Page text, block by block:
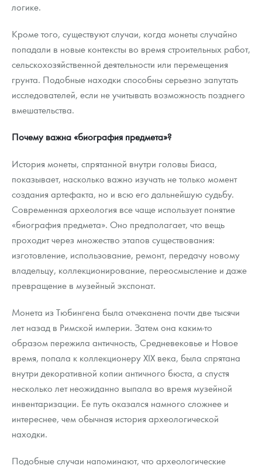
логике.
Кроме того, существуют случаи, когда монеты случайно
попадали в новые контексты во время строительных работ,
сельскохозяйственной деятельности или перемещения
грунта. Подобные находки способны серьезно запутать
исследователей, если не учитывать возможность позднего
вмешательства.
Почему важна «биография предмета»?
История монеты, спрятанной внутри головы Биаса,
показывает, насколько важно изучать не только момент
создания артефакта, но и всю его дальнейшую судьбу.
Современная археология все чаще использует понятие
«биография предмета». Оно предполагает, что вещь
проходит через множество этапов существования:
изготовление, использование, ремонт, передачу новому
владельцу, коллекционирование, переосмысление и даже
превращение в музейный экспонат.
Монета из Тюбингена была отчеканена почти две тысячи
лет назад в Римской империи. Затем она каким-то
образом пережила античность, Средневековье и Новое
время, попала к коллекционеру XIX века, была спрятана
внутри декоративной копии античного бюста, а спустя
несколько лет неожиданно выпала во время музейной
инвентаризации. Ее путь оказался намного сложнее и
интереснее, чем обычная история археологической
находки.
Подобные случаи напоминают, что археологические